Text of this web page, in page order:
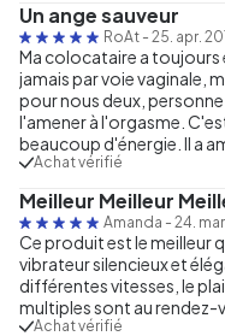
Un ange sauveur
RoAt - 25. apr.
Ma colocataire a toujours
jamais par voie vaginale,
pour nous deux,
l'amener à l'orgasme.
beaucoup d'énergie. Il a
Achat vérifié
Meilleur Meilleur
Amanda - 24.
Ce produit est le meilleur
vibrateur silencieux et
différentes vitesses, le
multiples sont au rendez-
Achat vérifié